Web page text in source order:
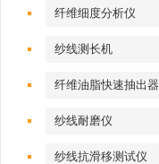
纤维细度分析仪
纱线测长机
纤维油脂快速抽出器
纱线耐磨仪
纱线抗滑移测试仪